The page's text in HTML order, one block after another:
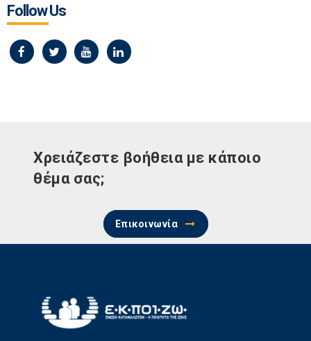
Follow Us
Χρειάζεστε βοήθεια με κάποιο
θέμα σας;
Επικοινωνία